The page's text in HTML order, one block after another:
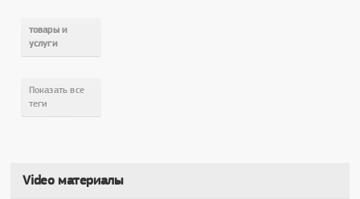
товары и
услуги
Показать все
теги
Video материалы